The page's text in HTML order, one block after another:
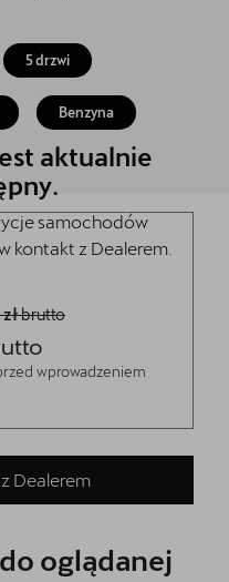
5 drzwi
Benzyna
aktualnie
samochodów
kontakt z Dealerem.
brutto
wprowadzeniem
Dealerem
oglądanej